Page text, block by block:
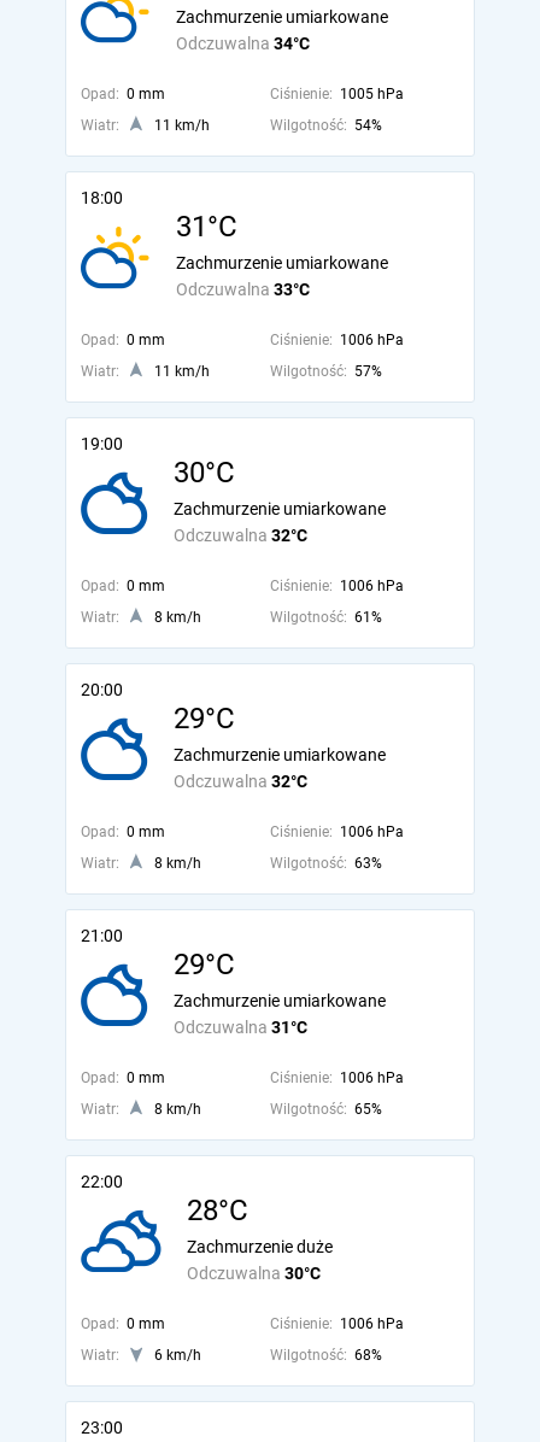
Odczuwalna 34°C
Zachmurzenie umiarkowane
Opad: 0 mm Ciśnienie: 1005 hPa
Wiatr:
11 km/h Wilgotność: 54%
18:00
31°C
Odczuwalna 33°C
Zachmurzenie umiarkowane
Opad: 0 mm Ciśnienie: 1006 hPa
Wiatr:
11 km/h Wilgotność: 57%
19:00
30°C
Odczuwalna 32°C
Zachmurzenie umiarkowane
Opad: 0 mm Ciśnienie: 1006 hPa
Wiatr:
8 km/h Wilgotność: 61%
20:00
29°C
Odczuwalna 32°C
Zachmurzenie umiarkowane
Opad: 0 mm Ciśnienie: 1006 hPa
Wiatr:
8 km/h Wilgotność: 63%
21:00
29°C
Odczuwalna 31°C
Zachmurzenie umiarkowane
Opad: 0 mm Ciśnienie: 1006 hPa
Wiatr:
8 km/h Wilgotność: 65%
22:00
28°C
Odczuwalna 30°C
Zachmurzenie duże
Opad: 0 mm Ciśnienie: 1006 hPa
Wiatr:
6 km/h Wilgotność: 68%
23:00